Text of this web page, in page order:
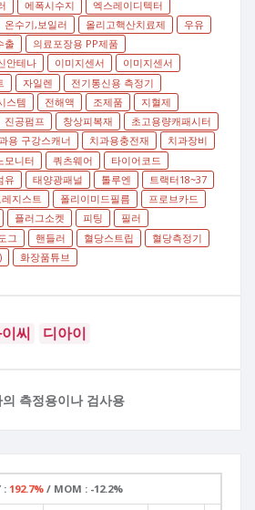
에폭시수지
엑스레이디텍터
온수기,보일러 올리고핵산치료제
우유
출
의료포장용 PP제품
안테나
이미지센서
이미지센서
자일렌
전기통신용 측정기
스템
전해액 조제품
지혈제
진공펌프 창상피복재
초고용량캐패시터
용 구강스캐너 치과용충전재
치과장비
모니터 쿼츠웨어
타이어코드
유 태양광패널 톨루엔
트랙터18~37
지스트 폴리이미드필름
프로브카드
플러그소켓 피팅
필러
그 핸들러 혈당스트립
혈당측정기
화장품튜브
씨 디아이
측정용이나 검사용
: 192.7% / MOM : -12.2%